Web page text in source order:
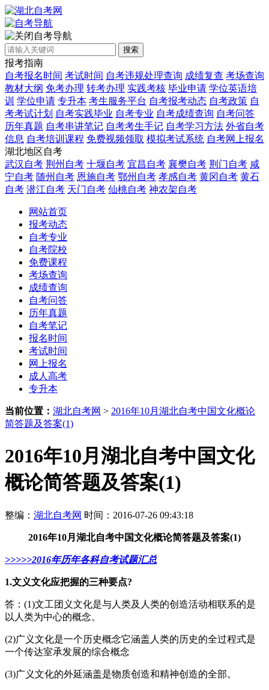
自考导航
搜索
报考指南
自考报名时间 考试时间 自考违规处理查询 成绩复查 考场查询
教材大纲 免考办理 转考办理 实践考核 毕业申请 学位英语培
训 学位申请 专升本 考生服务平台 自考报考动态 自考政策 自
考考试计划 自考实践毕业 自考专业 自考成绩查询 自考问答
历年真题 自考串讲笔记 自考考生手记 自考学习方法 外省自考
信息 自考培训课程 免费视频领取 模拟考试系统 自考网上报名
湖北地区自考
武汉自考 荆州自考 十堰自考 宜昌自考 襄樊自考 荆门自考 咸
宁自考 随州自考 恩施自考 鄂州自考 孝感自考 黄冈自考 黄石
自考 潜江自考 天门自考 仙桃自考 神农架自考
网站首页
报考动态
自考专业
自考院校
免费课程
考场查询
成绩查询
自考问答
历年真题
自考笔记
报名时间
考试时间
网上报名
成人高考
专升本
当前位置： 湖北自考网 > 2016年10月湖北自考中国文化概论
简答题及答案(1)
2016年10月湖北自考中国文化
概论简答题及答案(1)
整编： 湖北自考网 时间：2016-07-26 09:43:18
2016年10月湖北自考中国文化概论简答题及答案(1)
>>>>>2016年历年各科自考试题汇总
1.文义文化应把握的三种要点?
答：(1)文工团义文化是与人类及人类的创造活动相联系的是
以人类为中心的概念。
(2)广义文化是一个历史概念它涵盖人类的历史的全过程式是
一个传达室承发展的综合概念
(3)广义文化的外延涵盖是物质创造和精神创造的全部。